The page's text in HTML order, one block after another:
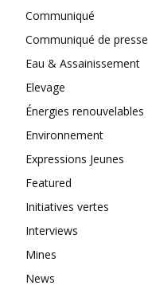
Communiqué
Communiqué de presse
Eau & Assainissement
Elevage
Énergies renouvelables
Environnement
Expressions Jeunes
Featured
Initiatives vertes
Interviews
Mines
News